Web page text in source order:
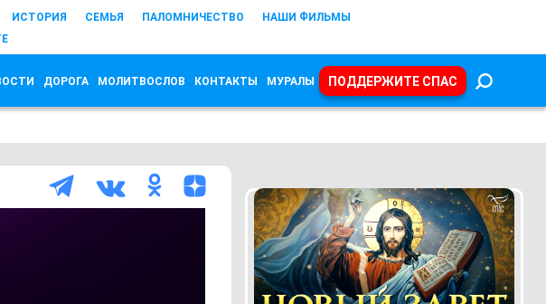
ИСТОРИЯ СЕМЬЯ ПАЛОМНИЧЕСТВО
НАШИ ФИЛЬМЫ
ДОРОГА МОЛИТВОСЛОВ КОНТАКТЫ МУРАЛЫ ПОДДЕРЖИТЕ СПАС